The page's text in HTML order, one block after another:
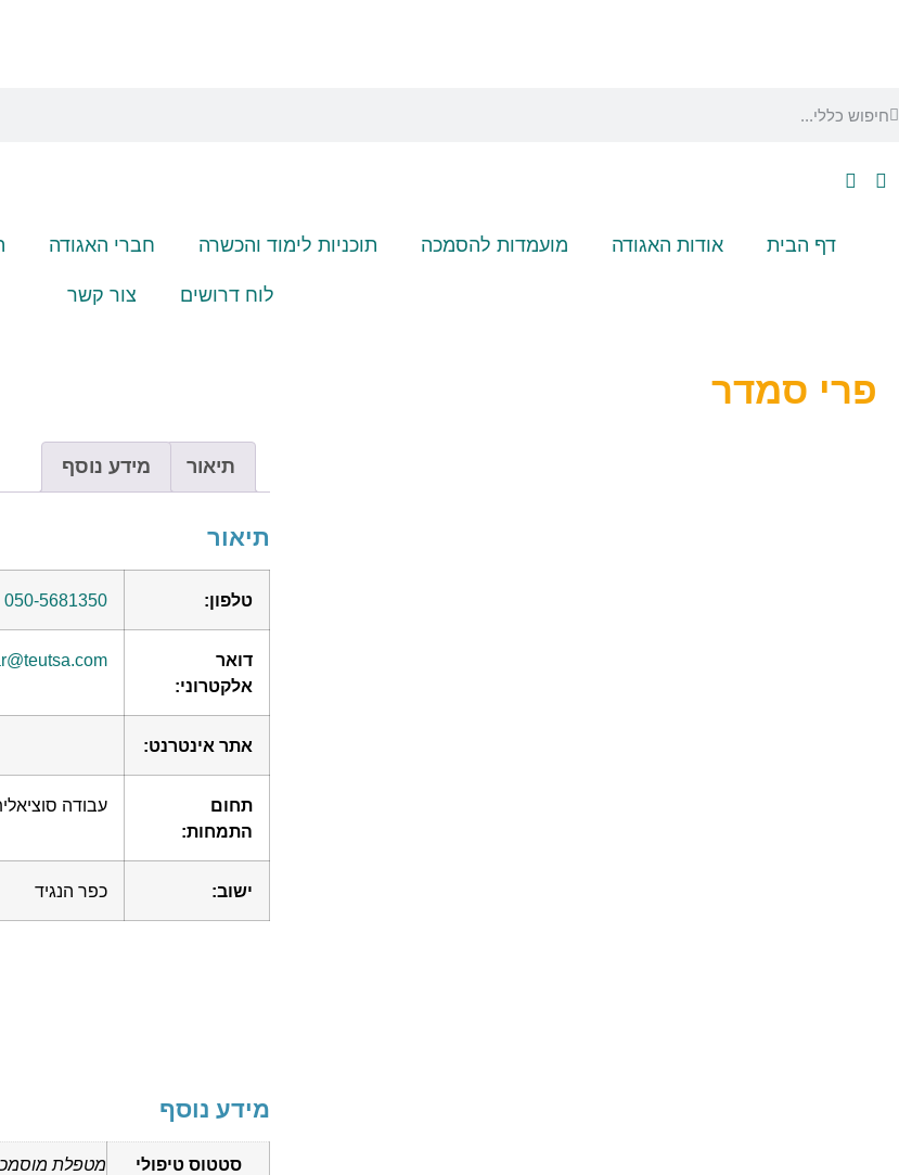
דף הבית אודות האגודה מועמדות להסמכה תוכניות לימוד והכשרה חברי האגודה
לוח דרושים צור קשר
פרי סמדר
תיאור מידע נוסף
תיאור
טלפון: 050-5681350
דואר
אלקטרוני:
אתר אינטרנט:
תחום
התמחות:
עבודה
ישוב: כפר הנגיד
מידע נוסף
סטטוס טיפולי מטפלת